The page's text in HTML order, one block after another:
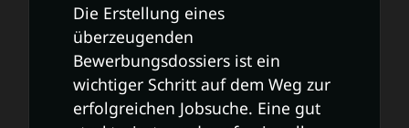
Die Erstellung eines
überzeugenden
Bewerbungsdossiers ist ein
wichtiger Schritt auf dem Weg zur
erfolgreichen Jobsuche. Eine gut